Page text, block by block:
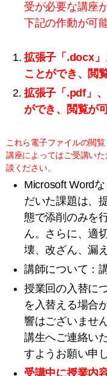
受が必要な講座
下記の作動が可
拡張子「.docx」
ことができ、閲
拡張子「.pdf」
ができ、閲覧が
これら電子ファイルの閲
講座によってはご受講い
談ください。
Microsoft Word
だいた課題は、
態で添削のみを
ん。さらに、適
壊、改ざん、漏
講師について：
授業回の入替に
を入替える場合
響はございませ
講生へご連絡い
すようお願い申
受講中に授業内